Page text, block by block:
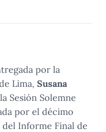
por la
Lima, Susana
Sesión Solemne
por el décimo
Informe Final de